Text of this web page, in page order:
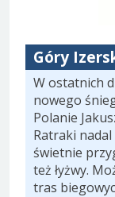
Góry
W ostatnich
nowego
Polanie
Ratraki
świetnie
też łyżwy.
tras